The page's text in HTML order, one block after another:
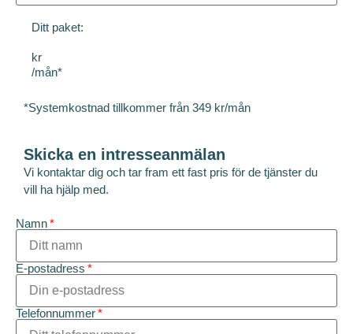
Ditt paket:
kr
/mån*
*Systemkostnad tillkommer från 349 kr/mån
Skicka en intresseanmälan
Vi kontaktar dig och tar fram ett fast pris för de tjänster du
vill ha hjälp med.
Namn
E-postadress
Telefonnummer